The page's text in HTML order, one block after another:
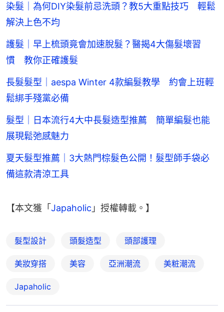
染髮｜為何DIY染髮前忌洗頭？教5大重點技巧 輕鬆
解決上色不均
護髮｜早上梳頭竟會加速脫髮？醫揭4大傷髮壞習
慣 教你正確護髮
長髮髮型｜aespa Winter 4款編髮教學 約會上班輕
鬆綁手殘黨必備
髮型｜日本流行4大中長髮造型推薦 簡單編髮也能
展現鬆弛感魅力
夏天髮型推薦｜3大熱門棕髮色公開！髮型師手袋必
備這款清涼工具
【本文獲「 Japaholic 」授權轉載。】
髮型設計 頭髮造型 頭部護理
美妝穿搭 美容 亞洲潮流 美粧潮流
Japaholic